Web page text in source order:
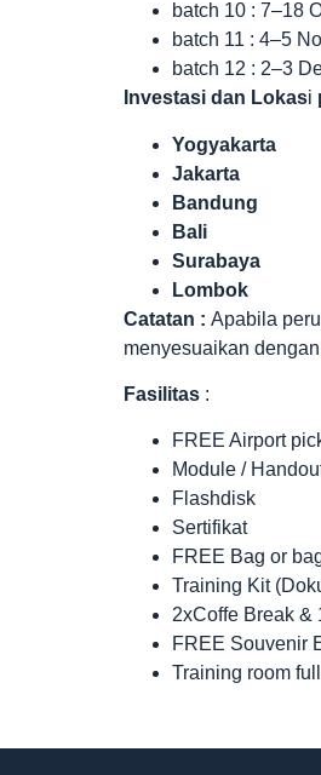
batch 10 : 7–18
batch 11 : 4–5
batch 12 : 2–3
Investasi dan Lokasi
Yogyakarta
Jakarta
Bandung
Bali
Surabaya
Lombok
Catatan : Apabila
menyesuaikan
Fasilitas :
FREE Airport
Module /
Flashdisk
Sertifikat
FREE Bag or
Training Kit
2xCoffe Break &
FREE Souvenir
Training room